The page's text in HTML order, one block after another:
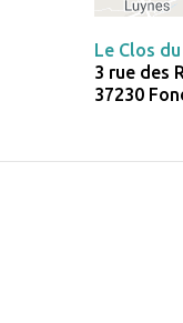
Le Clos
3 rue des
37230